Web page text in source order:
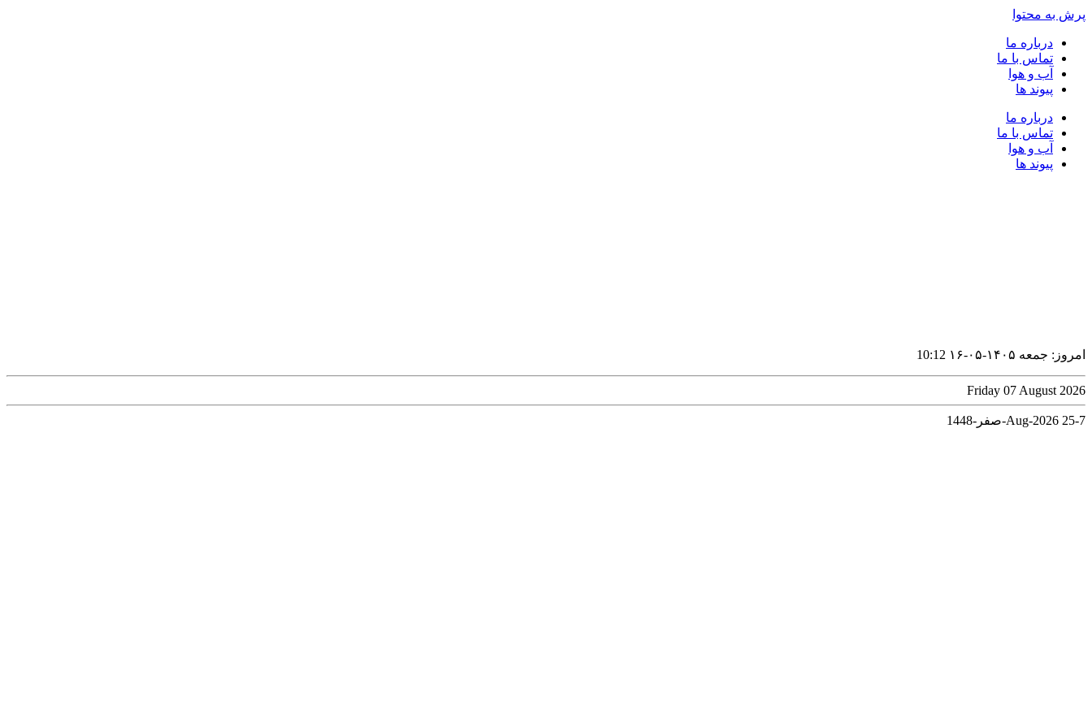
پرش به محتوا
درباره ما
تماس با ما
آب و هوا
پیوند ها
درباره ما
تماس با ما
آب و هوا
پیوند ها
امروز: جمعه ۱۴۰۵-۰۵-۱۶ 10:12
Friday 07 August 2026
7-Aug-2026 25-صفر-1448